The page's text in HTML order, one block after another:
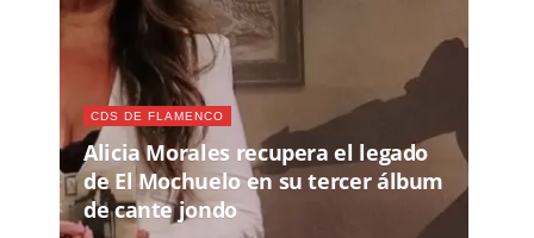
CDS DE FLAMENCO
Alicia Morales recupera el legado
de El Mochuelo en su tercer álbum
de cante jondo